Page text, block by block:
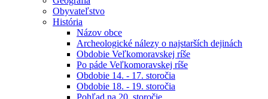
Obyvateľstvo
História
Názov obce
Archeologické nálezy o najstarších dejinách
Obdobie Veľkomoravskej ríše
Po páde Veľkomoravskej ríše
Obdobie 14. - 17. storočia
Obdobie 18. - 19. storočia
Pohľad na 20. storočie